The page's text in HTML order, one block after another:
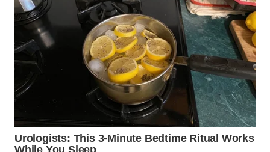
TAPANULI
UTARA
WN
SAMOSIR
PADANG
LAWAS